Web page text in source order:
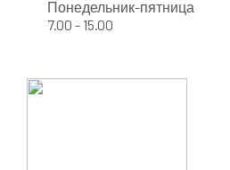
Понедельник-пятница
7.00 - 15.00